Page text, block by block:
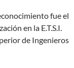
fue el
en la E.T.S.I.
de Ingenieros